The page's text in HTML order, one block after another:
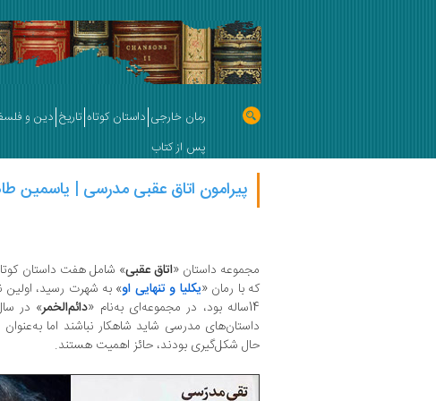
رمان خارجی داستان کوتاه تاریخ دین و
پس از کتاب
پیرامون اتاق عقبی مدرسی | یاسمین
مجموعه داستان «اتاق عقبی» شامل هفت داستان
که با رمان «یکلیا و تنهایی او» به شهرت رسید، اولین
14‌ساله بود، در مجموعه‌ای به‌نام «
دائم‌الخمر
داستان‌های مدرسی شاید شاهکار نباشند اما
حال شکل‌گیری بودند، حائز اهمیت هستند.